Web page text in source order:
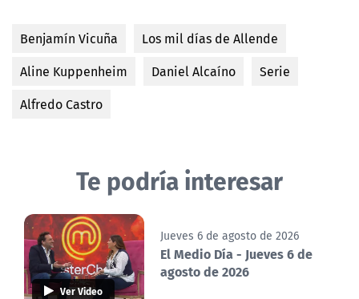
Benjamín Vicuña
Los mil días de Allende
Aline Kuppenheim
Daniel Alcaíno
Serie
Alfredo Castro
Te podría interesar
Ver Video
Jueves 6 de agosto de 2026
El Medio Día - Jueves 6 de
agosto de 2026